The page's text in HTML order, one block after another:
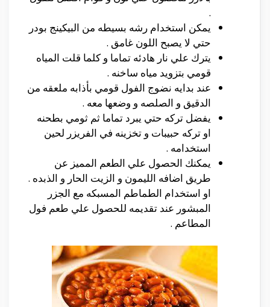
.
يمكن استخدام رشه بسيطه من البيكينج بودر
حتي لا يصبح اللون غامق .
يترك علي نار هادئه تماما و كلما قلت المياه
قومي بتزويد مياه ساخنه .
عند بدايه نضوج الفول قومي بأذابه ملعقه من
الدقيق و الصلصه و وضعها معه .
يفضل تركه حتي يبرد تماما ثم ثومي بطحنه
او تركه حبيبات و تخزينه في الفريزر لحين
استخدامه .
يمكنك الحصول علي الطعم المميز عن
طريق اضافه الليمون و الزيت الحار و الذبده .
او استخدام الطماطم المسبكه مع الجزر
المبشور عند تقديمه للحصول علي طعم فول
المطاعم .